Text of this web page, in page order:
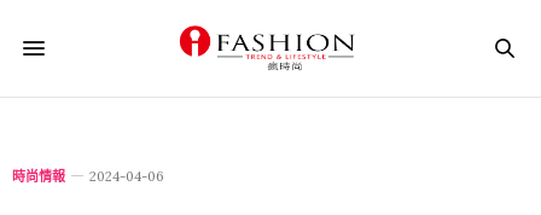
時尚情報 2024-04-06